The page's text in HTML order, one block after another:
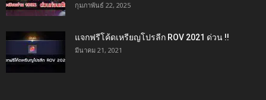
กุมภาพันธ์ 22, 2025
แจกฟรีโค้ดเหรียญโปรลีก ROV 2021 ด่วน !!
มีนาคม 21, 2021